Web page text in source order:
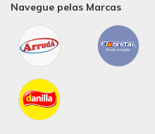
Navegue pelas Marcas